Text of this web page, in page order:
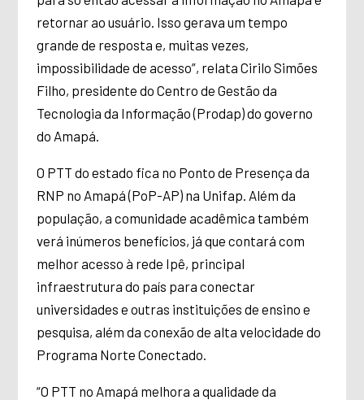
retornar ao usuário. Isso gerava um tempo
grande de resposta e, muitas vezes,
impossibilidade de acesso”, relata Cirilo Simões
Filho, presidente do Centro de Gestão da
Tecnologia da Informação (Prodap) do governo
do Amapá.
O PTT do estado fica no Ponto de Presença da
RNP no Amapá (PoP-AP) na Unifap. Além da
população, a comunidade acadêmica também
verá inúmeros benefícios, já que contará com
melhor acesso à rede Ipê, principal
infraestrutura do país para conectar
universidades e outras instituições de ensino e
pesquisa, além da conexão de alta velocidade do
Programa Norte Conectado.
“O PTT no Amapá melhora a qualidade da